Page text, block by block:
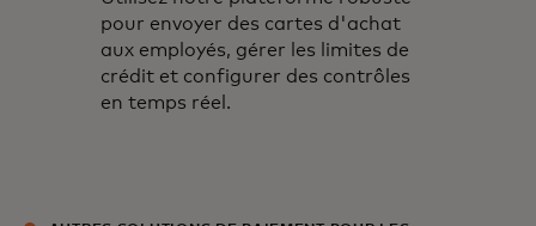
pour envoyer des cartes d'achat
aux employés, gérer les limites de
crédit et configurer des contrôles
en temps réel.